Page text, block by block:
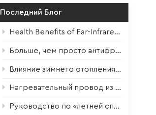
Последний Блог
Health Benefits of Far-Infrared Underfloor Heating
Больше, чем просто антифриз – нагревательные ленты на все сезоны.
Влияние зимнего отопления на комнатные растения + советы по выживанию
Нагревательный провод из углеродного волокна – высокоэффективный сердечник для современных электрических систем подогрева пола.
Руководство по «летней спячке» отопительных приборов: научно обоснованное техническое обслуживание для оптимальной работы следующей зимой.